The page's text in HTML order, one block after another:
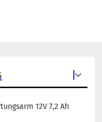
12V 7,2 Ah